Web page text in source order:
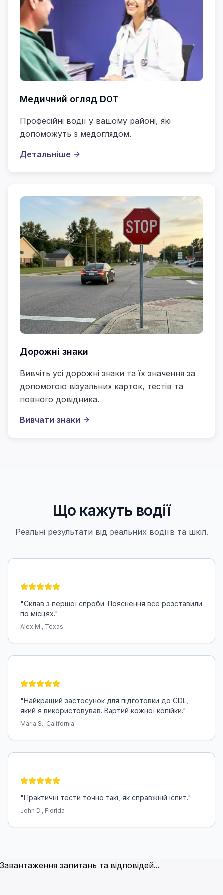
Медичний огляд DOT
Професійні водії у вашому районі, які
допоможуть з медоглядом.
Детальніше
Дорожні знаки
Вивчіть усі дорожні знаки та їх значення за
допомогою візуальних карток, тестів та
повного довідника.
Вивчати знаки
Що кажуть водії
Реальні результати від реальних водіїв та шкіл.
"Склав з першої спроби. Пояснення все розставили
по місцях."
Alex M., Texas
"Найкращий застосунок для підготовки до CDL,
який я використовував. Вартий кожної копійки."
Maria S., California
"Практичні тести точно такі, як справжній іспит."
John D., Florida
Часто задавані питання
Завантаження запитань та відповідей...